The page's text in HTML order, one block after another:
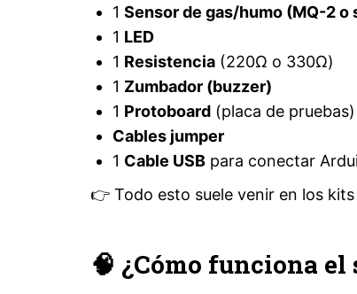
1 Sensor de gas/humo (MQ-2 o
1 LED
1 Resistencia (220Ω o 330Ω)
1 Zumbador (buzzer)
1 Protoboard (placa de pruebas)
Cables jumper
1 Cable USB para conectar
👉 Todo esto suele venir en los kits
🧠 ¿Cómo funciona el